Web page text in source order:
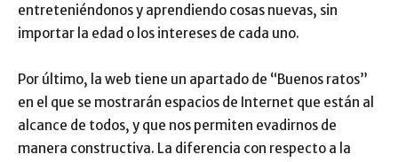
entreteniéndonos y aprendiendo cosas nuevas, sin
importar la edad o los intereses de cada uno.
Por último, la web tiene un apartado de “Buenos ratos”
en el que se mostrarán espacios de Internet que están al
alcance de todos, y que nos permiten evadirnos de
manera constructiva. La diferencia con respecto a la